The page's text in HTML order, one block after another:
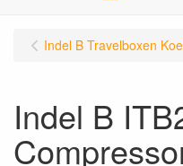
Indel B Travelboxen
Indel B